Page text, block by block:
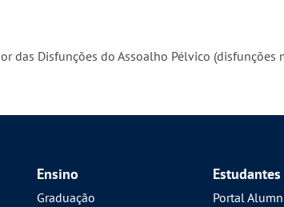
das Disfunções do Assoalho Pélvico
Ensino
Graduação
Estudantes
Portal